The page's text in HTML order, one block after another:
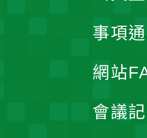
事項
網站
會議